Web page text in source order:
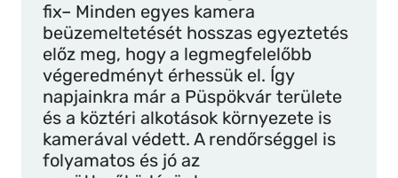
fix– Minden egyes kamera
beüzemeltetését hosszas egyeztetés
előz meg, hogy a legmegfelelőbb
végeredményt érhessük el. Így
napjainkra már a Püspökvár területe
és a köztéri alkotások környezete is
kamerával védett. A rendőrséggel is
folyamatos és jó az